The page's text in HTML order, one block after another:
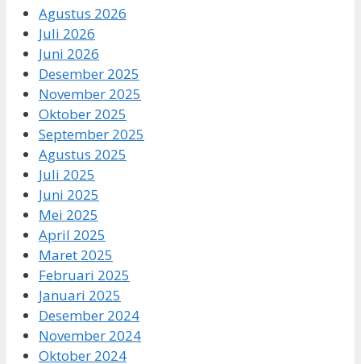
Agustus 2026
Juli 2026
Juni 2026
Desember 2025
November 2025
Oktober 2025
September 2025
Agustus 2025
Juli 2025
Juni 2025
Mei 2025
April 2025
Maret 2025
Februari 2025
Januari 2025
Desember 2024
November 2024
Oktober 2024